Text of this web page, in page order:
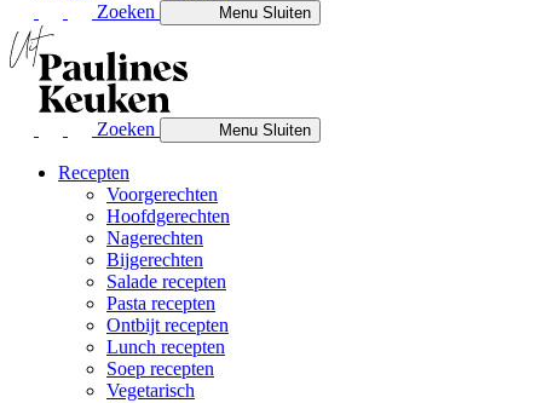
Zoeken
MenuSluiten
Zoeken MenuSluiten
Recepten
Voorgerechten
Hoofdgerechten
Nagerechten
Bijgerechten
Salade recepten
Pasta recepten
Ontbijt recepten
Lunch recepten
Soep recepten
Vegetarisch